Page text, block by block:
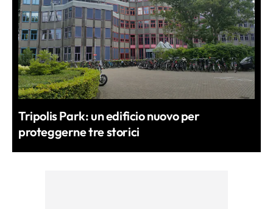
Tripolis Park: un edificio nuovo per
proteggerne tre storici